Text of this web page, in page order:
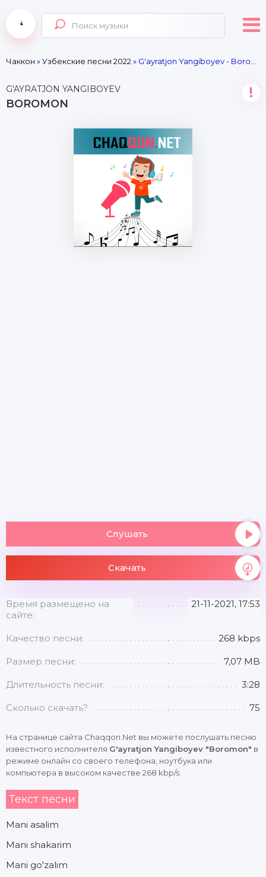
Чаккон »Узбекские песни 2022 » G'ayratjon Yangiboyev - Boromon
G'AYRATJON YANGIBOYEV
BOROMON
!
Слушать
Скачать
Время размещено на
сайте:
21-11-2021, 17:53
Качество песни: 268 kbps
Размер песни: 7,07 MB
Длительность песни: 3:28
Сколько скачать? 75
На странице сайта Chaqqon.Net вы можете послушать песню
известного исполнителя G'ayratjon Yangiboyev "Boromon" в
режиме онлайн со своего телефона, ноутбука или
компьютера в высоком качестве 268 kbp/s.
Текст песни
Mani asalim
Mani shakarim
Mani go'zalim